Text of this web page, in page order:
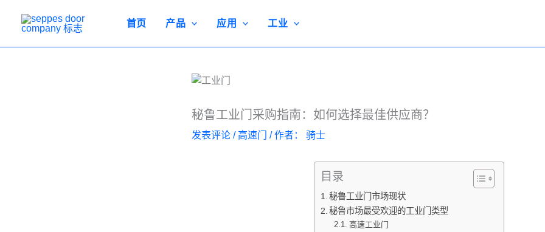
容
首页 产品 应用 工业
秘鲁工业门采购指南：如何选择最佳供应商？
发表评论 / 高速门 / 作者： 骑士
目录
秘鲁工业门市场现状
秘鲁市场最受欢迎的工业门类型
高速工业门